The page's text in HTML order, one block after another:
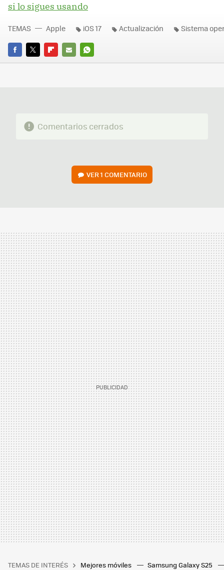
si lo sigues usando
FACEBOOK
TWITTERFLIPBOARD
E-
WHATSAPP
TEMAS Apple iOS 17 Actualización Sistema
Comentarios cerrados
VER1 COMENTARIO
TEMAS DE INTERÉS Mejores móviles Samsung Galaxy S25